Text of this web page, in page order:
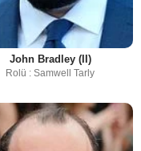
John Bradley (II)
Rolü : Samwell Tarly